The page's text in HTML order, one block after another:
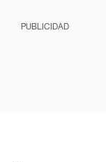
PUBLICIDAD